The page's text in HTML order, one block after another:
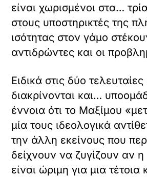
είναι χωρισμένοι στα…
στους υποστηρικτές της
ισότητας στον γάμο
αντιδρώντες και οι
Ειδικά στις δύο
διακρίνονται και…
έννοια ότι το Μαξίμου
μία τους ιδεολογικά
την άλλη εκείνους που
δείχνουν να ζυγίζουν αν η
είναι ώριμη για μια τέτοια